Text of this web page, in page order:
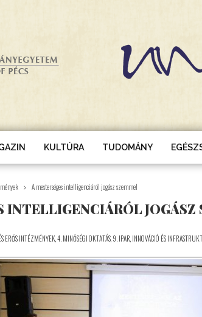
KULTÚRA TUDOMÁNY
A mesterséges intelligenciáról jogász szemmel
INTELLIGENCIÁRÓL JOGÁSZ
ERŐS INTÉZMÉNYEK,4. MINŐSÉGI OKTATÁS,9. IPAR, INNOVÁCIÓ ÉS